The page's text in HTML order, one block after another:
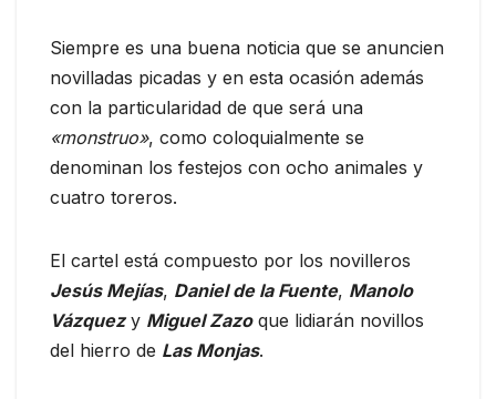
Siempre es una buena noticia que se anuncien
novilladas picadas y en esta ocasión además
con la particularidad de que será una
«monstruo», como coloquialmente se
denominan los festejos con ocho animales y
cuatro toreros.
El cartel está compuesto por los novilleros
Jesús Mejías, Daniel de la Fuente, Manolo
Vázquezy Miguel Zazoque lidiarán novillos
del hierro de Las Monjas.